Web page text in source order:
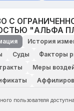
С
"АЛЬФА
История
Суды
Факторы
Меры
пользователя